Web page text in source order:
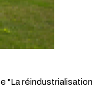
"La